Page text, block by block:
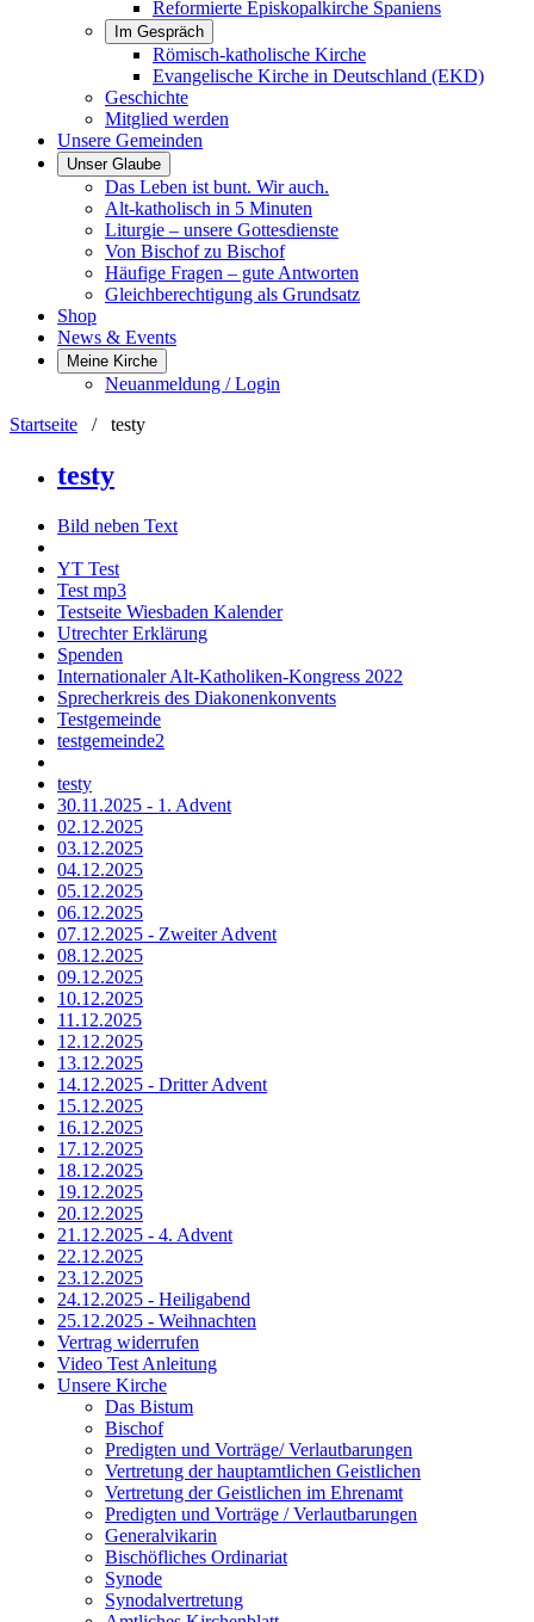
Reformierte Episkopalkirche Spaniens
Im Gespräch
Römisch-katholische Kirche
Evangelische Kirche in Deutschland (EKD)
Geschichte
Mitglied werden
Unsere Gemeinden
Unser Glaube
Das Leben ist bunt. Wir auch.
Alt-katholisch in 5 Minuten
Liturgie – unsere Gottesdienste
Von Bischof zu Bischof
Häufige Fragen – gute Antworten
Gleichberechtigung als Grundsatz
Shop
News & Events
Meine Kirche
Neuanmeldung / Login
Startseite / testy
testy
Bild neben Text
YT Test
Test mp3
Testseite Wiesbaden Kalender
Utrechter Erklärung
Spenden
Internationaler Alt-Katholiken-Kongress 2022
Sprecherkreis des Diakonenkonvents
Testgemeinde
testgemeinde2
testy
30.11.2025 - 1. Advent
02.12.2025
03.12.2025
04.12.2025
05.12.2025
06.12.2025
07.12.2025 - Zweiter Advent
08.12.2025
09.12.2025
10.12.2025
11.12.2025
12.12.2025
13.12.2025
14.12.2025 - Dritter Advent
15.12.2025
16.12.2025
17.12.2025
18.12.2025
19.12.2025
20.12.2025
21.12.2025 - 4. Advent
22.12.2025
23.12.2025
24.12.2025 - Heiligabend
25.12.2025 - Weihnachten
Vertrag widerrufen
Video Test Anleitung
Unsere Kirche
Das Bistum
Bischof
Predigten und Vorträge/ Verlautbarungen
Vertretung der hauptamtlichen Geistlichen
Vertretung der Geistlichen im Ehrenamt
Predigten und Vorträge / Verlautbarungen
Generalvikarin
Bischöfliches Ordinariat
Synode
Synodalvertretung